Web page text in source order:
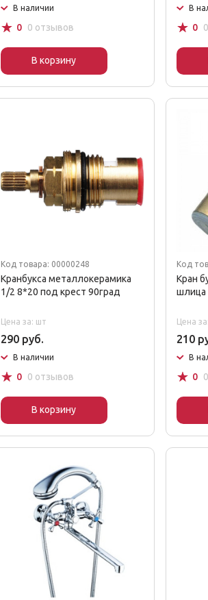
В наличии
☆ 0 0 отзывов
В корзину
В
☆ 0
Код товара: 00000248
Кранбукса металлокерамика
1/2 8*20 под крест 90град
Цена за: шт
290 руб.
В наличии
☆ 0 0 отзывов
В корзину
Код
Кран
шлица
Цена
210
В
☆ 0